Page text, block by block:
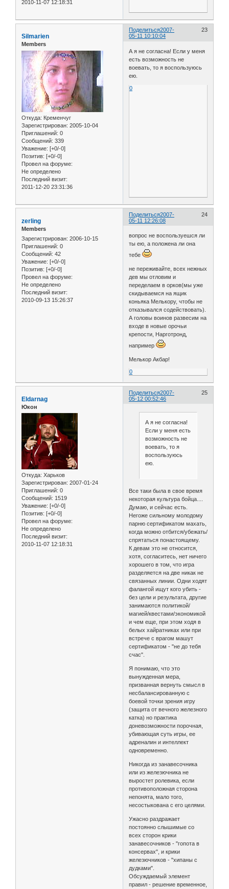
2010-11-07 12:18:31
Поделиться 23
2007-
05-11 10:10:04
Silmarien
Members
Откуда: Кременчуг
Зарегистрирован: 2005-10-04
Приглашений: 0
Сообщений: 339
Уважение: [+0/-0]
Позитив: [+0/-0]
Провел на форуме:
Не определено
Последний визит:
2011-12-20 23:31:36
А я не согласна! Если у меня
есть возможность не
воевать, то я воспользуюсь
ею.
0
Поделиться 24
2007-
05-11 12:26:08
zerling
Members
Зарегистрирован: 2006-10-15
Приглашений: 0
Сообщений: 42
Уважение: [+0/-0]
Позитив: [+0/-0]
Провел на форуме:
Не определено
Последний визит:
2010-09-13 15:26:37
вопрос не воспользуешся ли
ты ею, а положена ли она
тебе
не переживайте, всех нежных
дев мы отловим и
переделаем в орков(мы уже
скидываемся на ящик
коньяка Мелькору, чтобы не
отказывался содействовать).
А головы воинов развесим на
входе в новые орочьи
крепости, Нарготронд,
например
Мелькор Акбар!
0
Поделиться 25
2007-
05-12 00:52:46
Eldarnag
Юкон
Откуда: Харьков
Зарегистрирован: 2007-01-24
Приглашений: 0
Сообщений: 1519
Уважение: [+0/-0]
Позитив: [+0/-0]
Провел на форуме:
Не определено
Последний визит:
2010-11-07 12:18:31
А я не согласна!
Если у меня есть
возможность не
воевать, то я
воспользуюсь
ею.
Все таки была в свое время
некоторая культура бойца....
Думаю, и сейчас есть.
Негоже сильному молодому
парню сертификатом махать,
когда можно отбится/убежать/
спрятаться понастоящему.
К девам это не относится,
хотя, согласитесь, нет ничего
хорошего в том, что игра
разделяется на две никак не
связанных линии. Одни ходят
фалангой ищут кого убить -
без цели и результата, другие
занимаются политикой/
магией/квестами/экономикой
и чем еще, при этом ходя в
белых хайратниках или при
встрече с врагом машут
сертификатом - "не до тебя
счас".
Я понимаю, что это
вынужденная мера,
призванная вернуть смысл в
несбалансированную с
боевой точки зрения игру
(защита от вечного железного
катка) но практика
доневозможности порочная,
убивающая суть игры, ее
адреналин и интеллект
одновременно.
Никогда из занавесочника
или из железючника не
выростет ролевика, если
противоположная сторона
непонята, мало того,
несостыкована с его целями.
Ужасно раздражает
постоянно слышимые со
всех сторон крики
занавесочников - "гопота в
консервах", и крики
железючников - "хипаны с
дудками".
Обсуждаемый элемент
правил - решение временное,